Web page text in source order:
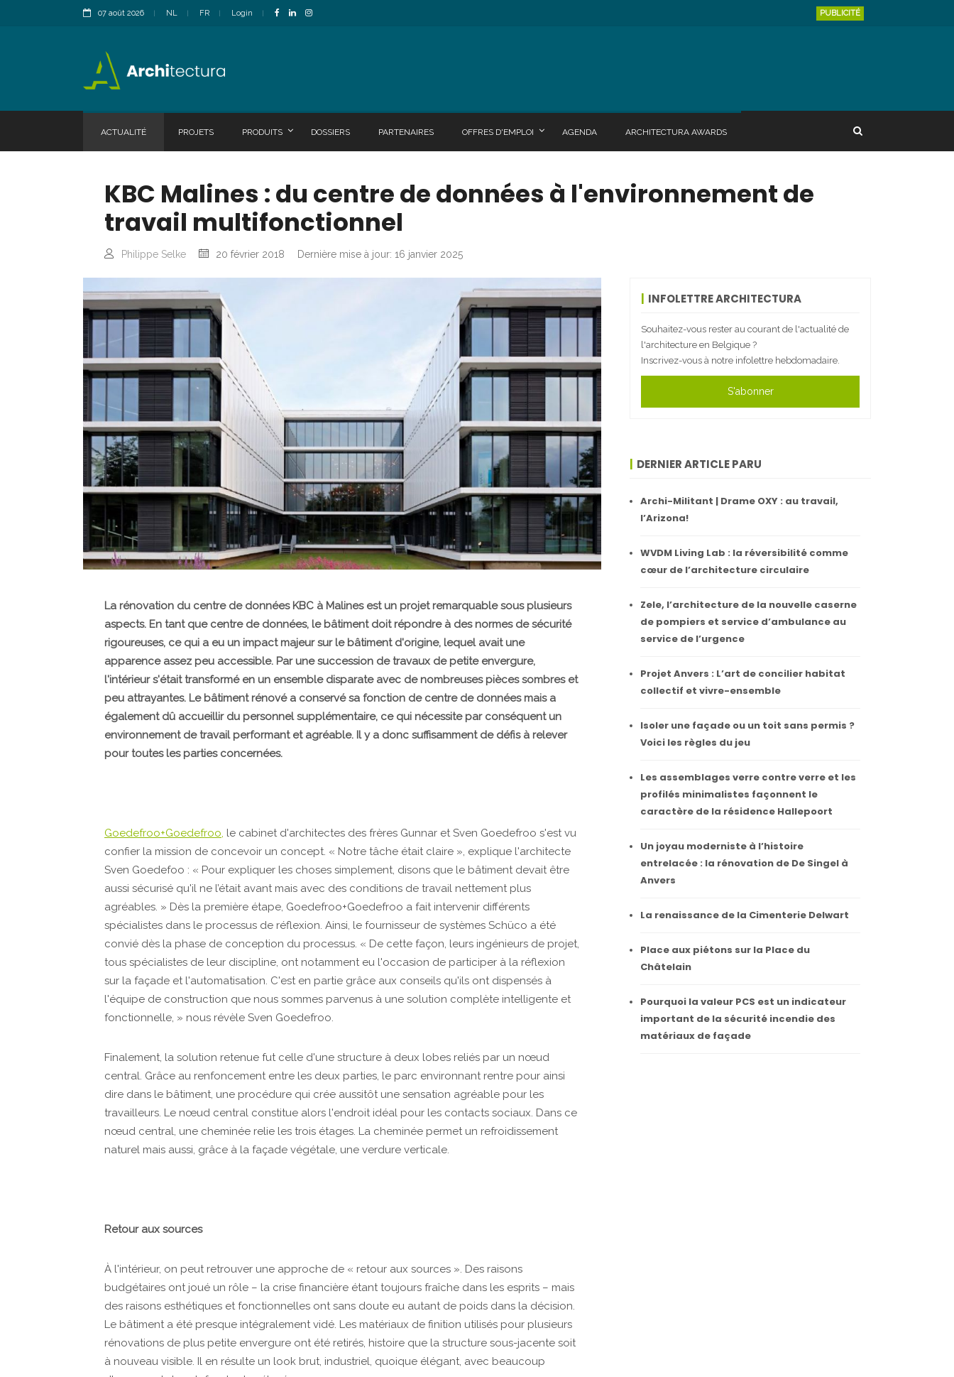
07 août 2026 NL FR Login PUBLICITÉ
ACTUALITÉ PROJETS PRODUITS DOSSIERS PARTENAIRES OFFRES D'EMPLOI AGENDA ARCHITECTURA AWARDS
KBC Malines : du centre de données à l'environnement de
travail multifonctionnel
Philippe Selke 20 février 2018 Dernière mise à jour: 16 janvier 2025
La rénovation du centre de données KBC à Malines est un projet remarquable sous plusieurs
aspects. En tant que centre de données, le bâtiment doit répondre à des normes de sécurité
rigoureuses, ce qui a eu un impact majeur sur le bâtiment d'origine, lequel avait une
apparence assez peu accessible. Par une succession de travaux de petite envergure,
l'intérieur s'était transformé en un ensemble disparate avec de nombreuses pièces sombres et
peu attrayantes. Le bâtiment rénové a conservé sa fonction de centre de données mais a
également dû accueillir du personnel supplémentaire, ce qui nécessite par conséquent un
environnement de travail performant et agréable. Il y a donc suffisamment de défis à relever
pour toutes les parties concernées.
Goedefroo+Goedefroo, le cabinet d'architectes des frères Gunnar et Sven Goedefroo s'est vu
confier la mission de concevoir un concept. « Notre tâche était claire », explique l'architecte
Sven Goedefoo : « Pour expliquer les choses simplement, disons que le bâtiment devait être
aussi sécurisé qu'il ne l’était avant mais avec des conditions de travail nettement plus
agréables. » Dès la première étape, Goedefroo+Goedefroo a fait intervenir différents
spécialistes dans le processus de réflexion. Ainsi, le fournisseur de systèmes Schüco a été
convié dès la phase de conception du processus. « De cette façon, leurs ingénieurs de projet,
tous spécialistes de leur discipline, ont notamment eu l'occasion de participer à la réflexion
sur la façade et l'automatisation. C'est en partie grâce aux conseils qu'ils ont dispensés à
l'équipe de construction que nous sommes parvenus à une solution complète intelligente et
fonctionnelle, » nous révèle Sven Goedefroo.
Finalement, la solution retenue fut celle d'une structure à deux lobes reliés par un nœud
central. Grâce au renfoncement entre les deux parties, le parc environnant rentre pour ainsi
dire dans le bâtiment, une procédure qui crée aussitôt une sensation agréable pour les
travailleurs. Le nœud central constitue alors l'endroit idéal pour les contacts sociaux. Dans ce
nœud central, une cheminée relie les trois étages. La cheminée permet un refroidissement
naturel mais aussi, grâce à la façade végétale, une verdure verticale.
Retour aux sources
À l'intérieur, on peut retrouver une approche de « retour aux sources ». Des raisons
budgétaires ont joué un rôle – la crise financière étant toujours fraîche dans les esprits – mais
des raisons esthétiques et fonctionnelles ont sans doute eu autant de poids dans la décision.
Le bâtiment a été presque intégralement vidé. Les matériaux de finition utilisés pour plusieurs
rénovations de plus petite envergure ont été retirés, histoire que la structure sous-jacente soit
à nouveau visible. Il en résulte un look brut, industriel, quoique élégant, avec beaucoup
INFOLETTRE ARCHITECTURA
Souhaitez-vous rester au courant de l'actualité de
l'architecture en Belgique ?
Inscrivez-vous à notre infolettre hebdomadaire.
S'abonner
DERNIER ARTICLE PARU
Archi-Militant | Drame OXY : au travail,
l’Arizona!
WVDM Living Lab : la réversibilité comme
cœur de l’architecture circulaire
Zele, l’architecture de la nouvelle caserne
de pompiers et service d’ambulance au
service de l’urgence
Projet Anvers : L’art de concilier habitat
collectif et vivre-ensemble
Isoler une façade ou un toit sans permis ?
Voici les règles du jeu
Les assemblages verre contre verre et les
profilés minimalistes façonnent le
caractère de la résidence Hallepoort
Un joyau moderniste à l’histoire
entrelacée : la rénovation de De Singel à
Anvers
La renaissance de la Cimenterie Delwart
Place aux piétons sur la Place du
Châtelain
Pourquoi la valeur PCS est un indicateur
important de la sécurité incendie des
matériaux de façade